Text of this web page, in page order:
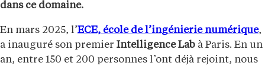
dans ce domaine.
En mars 2025, l’ECE, école de l’ingénierie numérique,
a inauguré son premier Intelligence Lab à Paris. En un
an, entre 150 et 200 personnes l’ont déjà rejoint, nous